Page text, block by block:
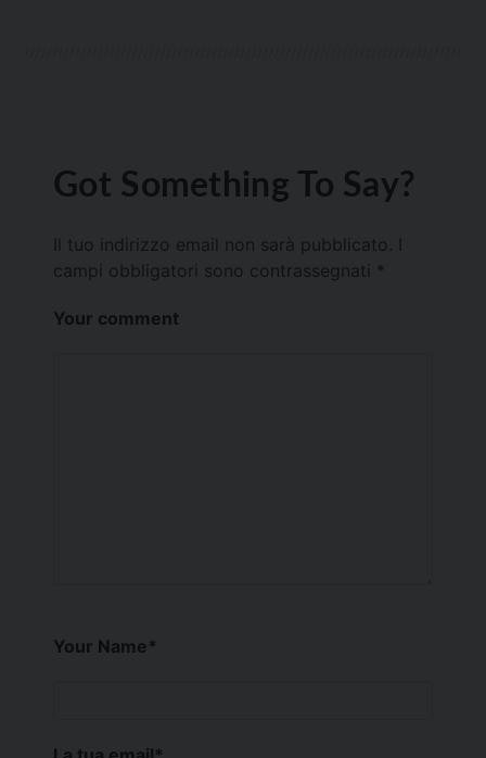
Got Something To Say?
Il tuo indirizzo email non sarà pubblicato.
campi obbligatori sono contrassegnati *
Your comment
Your Name*